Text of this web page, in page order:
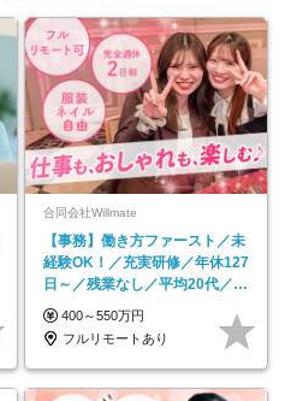
合同会社Willmate
【事務】働き方ファースト／未
経験OK！／充実研修／年休127
日～／残業なし／平均20代／リ
モートOK
400～550万円
フルリモートあり